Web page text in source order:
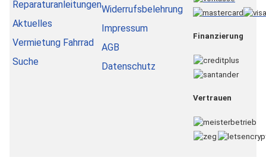
Reparaturanleitungen
Aktuelles
Vermietung Fahrrad
Suche
Widerrufsbelehrung
Impressum
AGB
Datenschutz
Finanzierung
Vertrauen